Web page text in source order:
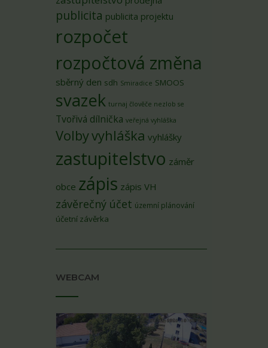
publicita publicita projektu
rozpočet
rozpočtová změna
sběrný den sdh Smiradice SMOOS
svazek turnaj člověče nezlob se
Tvořivá dílnička veřejná vyhláška
Volbyvyhláška vyhlášky
zastupitelstvo záměr
obce zápis zápis VH
závěrečný účet územní plánování
účetní závěrka
WEBCAM